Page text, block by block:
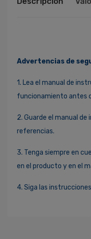
Advertencias de
1. Lea el manual de
funcionamiento antes
2. Guarde el manual
referencias.
3. Tenga siempre en
en el producto y en el
4. Siga las